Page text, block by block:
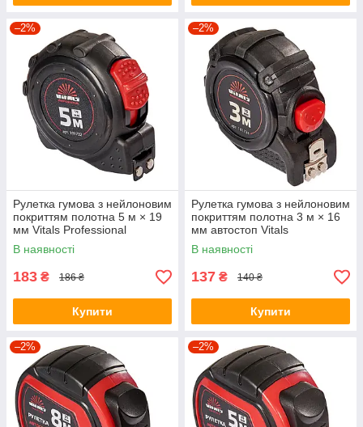
–2%
Рулетка гумова з нейлоновим
покриттям полотна 5 м × 19
мм Vitals Professional
В наявності
183 ₴ 186 ₴
Купити
–2%
Рулетка гумова з нейлоновим
покриттям полотна 3 м × 16
мм автостоп Vitals
Professional
В наявності
137 ₴ 140 ₴
Купити
–2% –2%